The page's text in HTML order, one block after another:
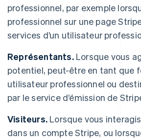
professionnel, par exemple
professionnel sur une page
services d’un utilisateur
Représentants.Lorsque vous
potentiel, peut-être en tant que
utilisateur professionnel ou
par le service d’émission de
Visiteurs. Lorsque vous
dans un compte Stripe, ou